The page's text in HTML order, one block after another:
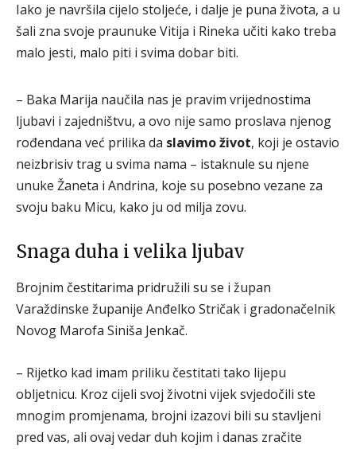
Iako je navršila cijelo stoljeće, i dalje je puna života, a u
šali zna svoje praunuke Vitija i Rineka učiti kako treba
malo jesti, malo piti i svima dobar biti.
– Baka Marija naučila nas je pravim vrijednostima
ljubavi i zajedništvu, a ovo nije samo proslava njenog
rođendana već prilika da slavimo život, koji je ostavio
neizbrisiv trag u svima nama – istaknule su njene
unuke Žaneta i Andrina, koje su posebno vezane za
svoju baku Micu, kako ju od milja zovu.
Snaga duha i velika ljubav
Brojnim čestitarima pridružili su se i župan
Varaždinske županije Anđelko Stričak i gradonačelnik
Novog Marofa Siniša Jenkač.
– Rijetko kad imam priliku čestitati tako lijepu
obljetnicu. Kroz cijeli svoj životni vijek svjedočili ste
mnogim promjenama, brojni izazovi bili su stavljeni
pred vas, ali ovaj vedar duh kojim i danas zračite